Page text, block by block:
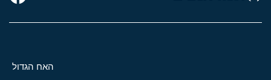
האח הגדול